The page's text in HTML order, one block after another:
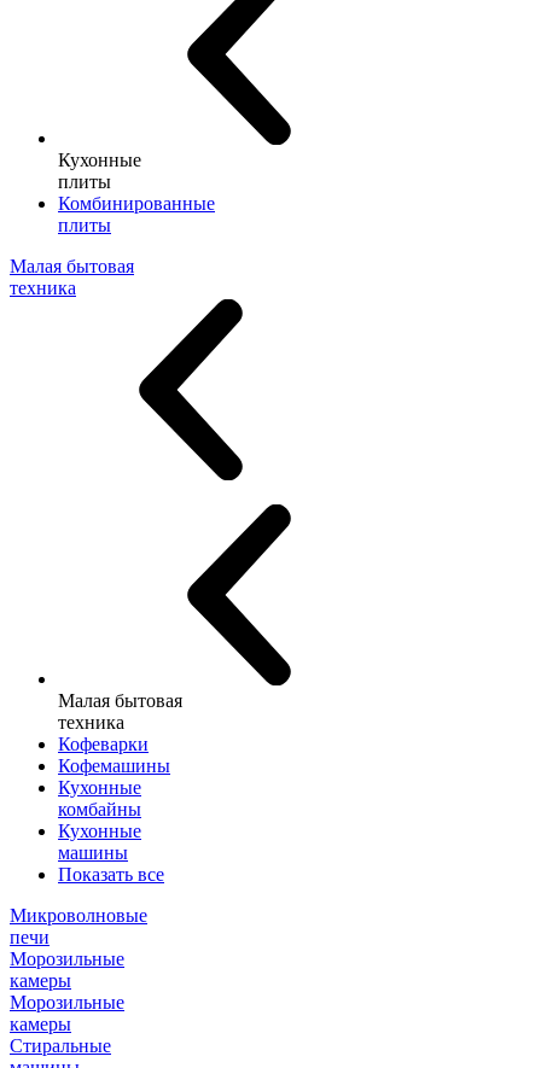
Кухонные
плиты
Комбинированные
плиты
Малая бытовая
техника
Малая бытовая
техника
Кофеварки
Кофемашины
Кухонные
комбайны
Кухонные
машины
Показать все
Микроволновые
печи
Морозильные
камеры
Морозильные
камеры
Стиральные